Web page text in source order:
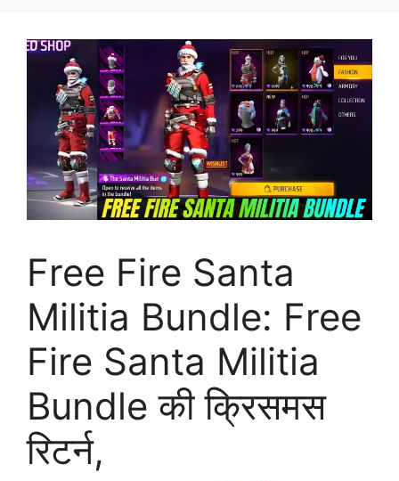
Free Fire Santa
Militia Bundle: Free
Fire Santa Militia
Bundle की क्रिसमस
रिटर्न,